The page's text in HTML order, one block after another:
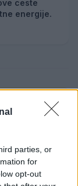
parties, or
for
opt-out
ceste
energije.